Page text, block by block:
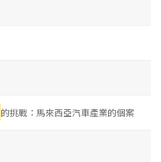
的挑戰：馬來西亞汽車產業的個案